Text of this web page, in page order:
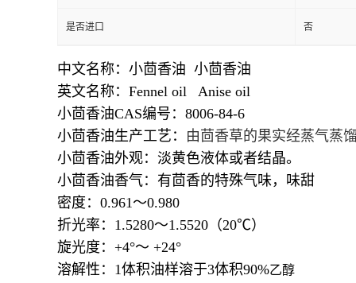
是否进口 否
中文名称：小茴香油 小茴香油
英文名称：Fennel oil Anise oil
小茴香油CAS编号：8006-84-6
小茴香油生产工艺： 由茴香草的果实经蒸气蒸
小茴香油外观：淡黄色液体或者结晶。
小茴香油香气：有茴香的特殊气味，味甜
密度：0.961～0.980
折光率：1.5280～1.5520（20℃）
旋光度：+4°～ +24°
溶解性：1体积油样溶于3体积90%乙醇